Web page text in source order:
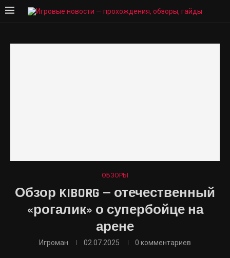
ОБЗОРЫ
Обзор KIBORG — отечественный
«рогалик» о супербойце на
арене
Игроман 02.07.2025 0 комментариев